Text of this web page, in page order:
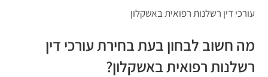
עורכי דין רשלנות רפואית באשקלון
מה חשוב לבחון בעת בחירת עורכי דין
רשלנות רפואית באשקלון?